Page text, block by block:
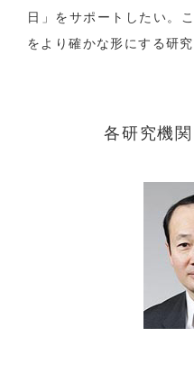
日」をサポートしたい。
をより確かな形にする研
各研究機